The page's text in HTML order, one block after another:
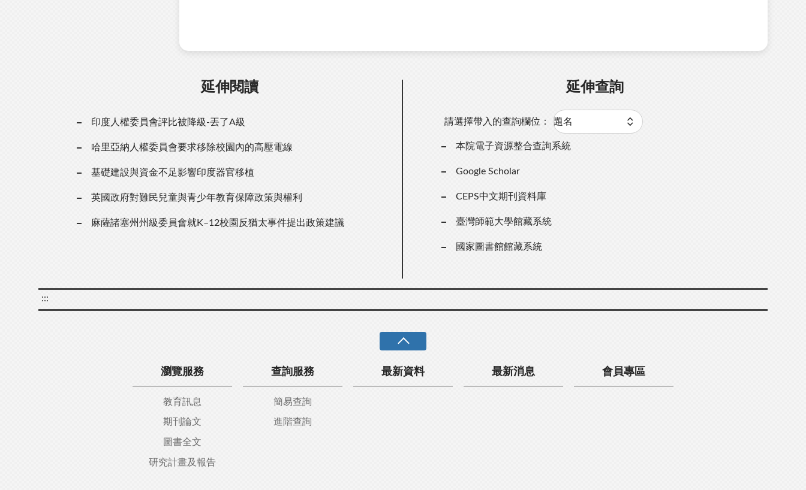
延伸閱讀
印度人權委員會評比被降級-丟了A級
哈里亞納人權委員會要求移除校園內的高壓電線
基礎建設與資金不足影響印度器官移植
英國政府對難民兒童與青少年教育保障政策與權利
麻薩諸塞州州級委員會就K–12校園反猶太事件提出政策建議
延伸查詢
請選擇帶入的查詢欄位：
本院電子資源整合查詢系統
Google Scholar
CEPS中文期刊資料庫
臺灣師範大學館藏系統
國家圖書館館藏系統
:::
瀏覽服務
教育訊息
期刊論文
圖書全文
研究計畫及報告
查詢服務
簡易查詢
進階查詢
最新資料 最新消息 會員專區